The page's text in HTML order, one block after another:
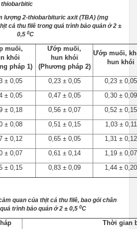
thiobarbitic
lượng 2-thiobarbituric axit (TBA) (mg
cá thu filê trong quá trình bảo quản ở 2 ±
0,5 0C
muối,
khói
pháp 1)
Ướp muối,
hun khói
(Phương pháp 2)
Ướp muối,
hun khói
± 0,05 0,23 ± 0,05
0,23 ± 0,05
± 0,05 0,47 ± 0,05
0,30 ± 0,09
± 0,18 0,56 ± 0,07
0,52 ± 0,15
± 0,08 0,51 ± 0,15
1,03 ± 0,11
± 0,12 0,65 ± 0,05
1,31 ± 0,12
± 0,07 0,61 ± 0,14
1,19 ± 0,07
± 0,15 0,83 ± 0,09 1,44 ± 0,20
quan của thịt cá thu filê, bao gói chân
trình bảo quản ở 2 ± 0,5 0C
Thời gian